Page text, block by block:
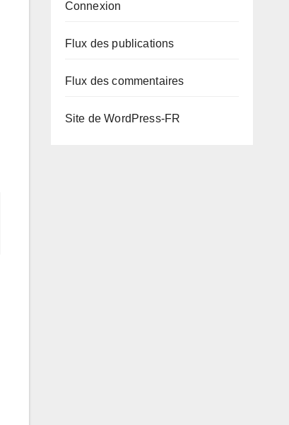
Connexion
Flux des publications
Flux des commentaires
Site de WordPress-FR